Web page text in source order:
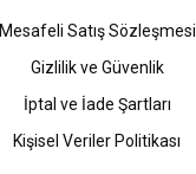
Mesafeli Satış Sözleşmesi
Gizlilik ve Güvenlik
İptal ve İade Şartları
Kişisel Veriler Politikası